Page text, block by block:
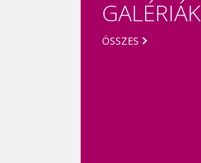
GALÉRIÁK
ÖSSZES